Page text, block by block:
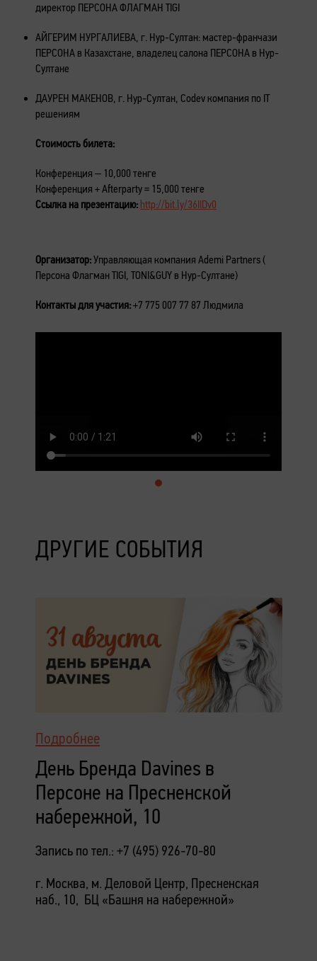
директор ПЕРСОНА ФЛАГМАН TIGI
АЙГЕРИМ НУРГАЛИЕВА, г. Нур-Султан: мастер-франчази
ПЕРСОНА в Казахстане, владелец салона ПЕРСОНА в Нур-
Султане
ДАУРЕН МАКЕНОВ, г. Нур-Султан, Codev компания по IT
решениям
Стоимость билета:
Конференция – 10,000 тенге
Конференция + Afterparty = 15,000 тенге
Ссылка на презентацию: http://bit.ly/36IIDv0
Организатор:Управляющая компания Ademi Partners (
Персона Флагман TIGI, TONI&GUY в Нур-Султане)
Контакты для участия:+7 775 007 77 87 Людмила
ДРУГИЕ СОБЫТИЯ
Подробнее
День Бренда Davines в
Персоне на Пресненской
набережной, 10
Запись по тел.: +7 (495) 926-70-80
г. Москва, м. Деловой Центр, Пресненская
наб., 10, БЦ «Башня на набережной»